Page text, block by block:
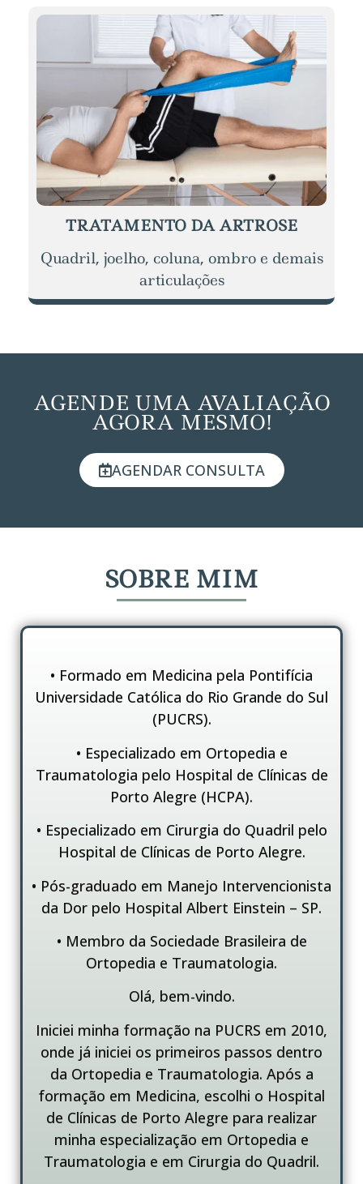
TRATAMENTO DA ARTROSE
Quadril, joelho, coluna, ombro e demais
articulações
AGENDE UMA AVALIAÇÃO
AGORA MESMO!
AGENDAR CONSULTA
SOBRE MIM
• Formado em Medicina pela Pontifícia
Universidade Católica do Rio Grande do Sul
(PUCRS).
• Especializado em Ortopedia e
Traumatologia pelo Hospital de Clínicas de
Porto Alegre (HCPA).
• Especializado em Cirurgia do Quadril pelo
Hospital de Clínicas de Porto Alegre.
• Pós-graduado em Manejo Intervencionista
da Dor pelo Hospital Albert Einstein – SP.
• Membro da Sociedade Brasileira de
Ortopedia e Traumatologia.
Olá, bem-vindo.
Iniciei minha formação na PUCRS em 2010,
onde já iniciei os primeiros passos dentro
da Ortopedia e Traumatologia. Após a
formação em Medicina, escolhi o Hospital
de Clínicas de Porto Alegre para realizar
minha especialização em Ortopedia e
Traumatologia e em Cirurgia do Quadril.